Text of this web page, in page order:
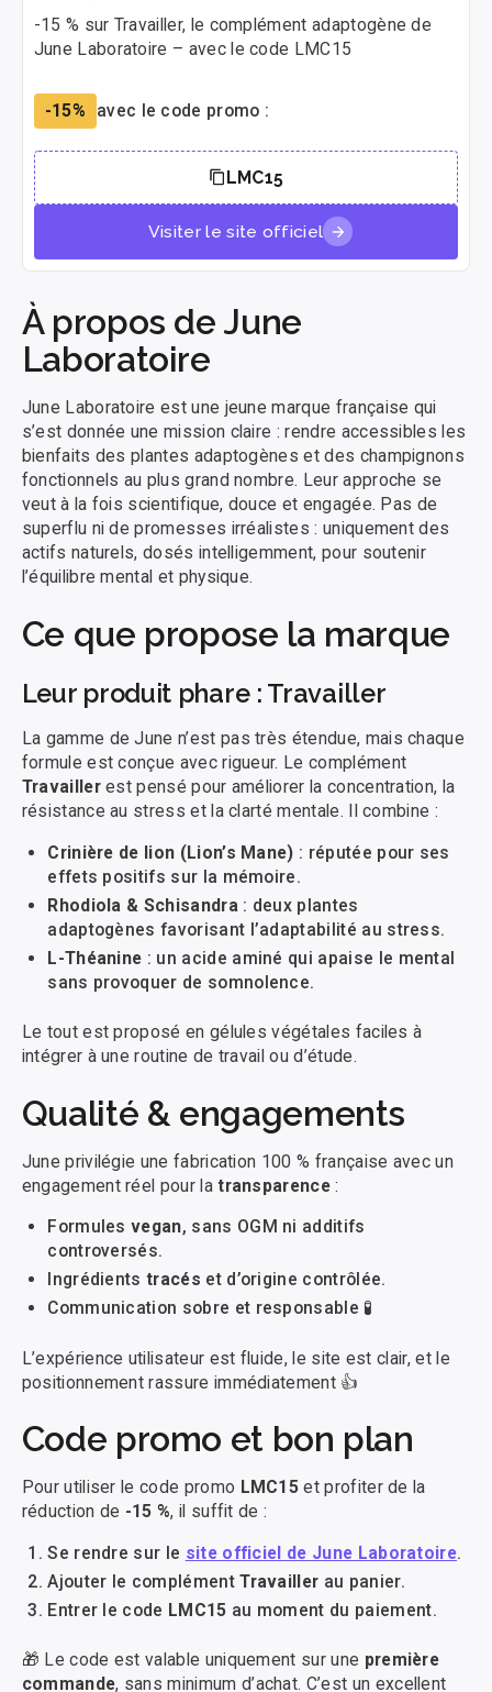
-15 % sur Travailler, le complément adaptogène de
June Laboratoire – avec le code LMC15
-15% avec le code promo :
LMC15
Visiter le site officiel
À propos de June
Laboratoire
June Laboratoire est une jeune marque française qui
s’est donnée une mission claire : rendre accessibles les
bienfaits des plantes adaptogènes et des champignons
fonctionnels au plus grand nombre. Leur approche se
veut à la fois scientifique, douce et engagée. Pas de
superflu ni de promesses irréalistes : uniquement des
actifs naturels, dosés intelligemment, pour soutenir
l’équilibre mental et physique.
Ce que propose la marque
Leur produit phare : Travailler
La gamme de June n’est pas très étendue, mais chaque
formule est conçue avec rigueur. Le complément
Travaillerest pensé pour améliorer la concentration, la
résistance au stress et la clarté mentale. Il combine :
Crinière de lion (Lion’s Mane) : réputée pour ses
effets positifs sur la mémoire.
Rhodiola & Schisandra : deux plantes
adaptogènes favorisant l’adaptabilité au stress.
L-Théanine : un acide aminé qui apaise le mental
sans provoquer de somnolence.
Le tout est proposé en gélules végétales faciles à
intégrer à une routine de travail ou d’étude.
Qualité & engagements
June privilégie une fabrication 100 % française avec un
engagement réel pour latransparence :
Formulesvegan, sans OGM ni additifs
controversés.
Ingrédientstracés et d’origine contrôlée.
Communication sobre et responsable 🧪
L’expérience utilisateur est fluide, le site est clair, et le
positionnement rassure immédiatement 👍
Code promo et bon plan
Pour utiliser le code promo LMC15 et profiter de la
réduction de -15 %, il suffit de :
Se rendre sur le site officiel de June Laboratoire.
Ajouter le complémentTravailler au panier.
Entrer le code LMC15 au moment du paiement.
🎁 Le code est valable uniquement sur une première
commande, sans minimum d’achat. C’est un excellent